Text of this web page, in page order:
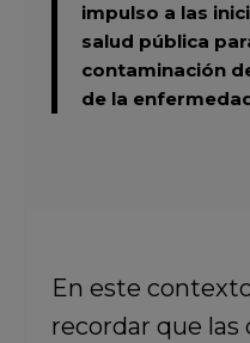
impulso a las
salud pública
contaminación
de la
En este
recordar que las